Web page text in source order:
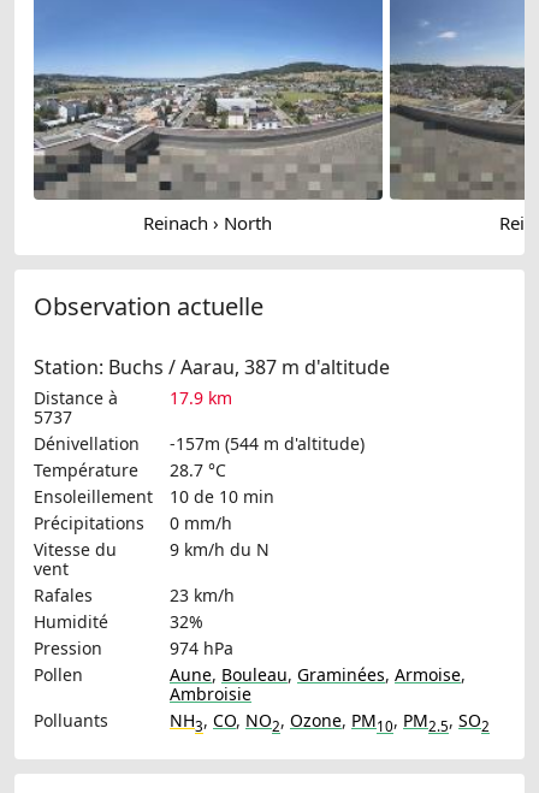
Reinach › North
Observation actuelle
Station: Buchs / Aarau, 387 m d'altitude
Distance à
5737
17.9 km
Dénivellation
-157m (544 m d'altitude)
Température
28.7 °C
Ensoleillement
10 de 10 min
Précipitations
0 mm/h
Vitesse du
vent
9 km/h du N
Rafales
23 km/h
Humidité
32%
Pression
974 hPa
Pollen
Aune, Bouleau, Graminées, Armoise,
Ambroisie
Polluants
NH3, CO, NO2, Ozone, PM10, PM2.5, SO2